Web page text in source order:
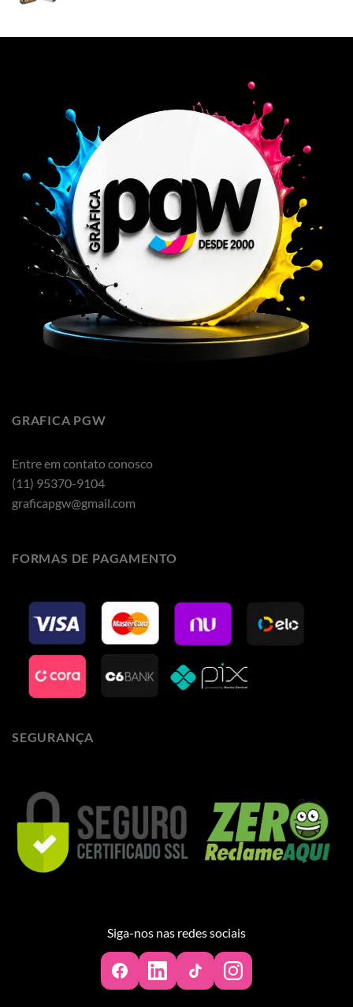
GRAFICA PGW
Entre em contato conosco
(11) 95370-9104
graficapgw@gmail.com
FORMAS DE PAGAMENTO
SEGURANÇA
Siga-nos nas redes sociais